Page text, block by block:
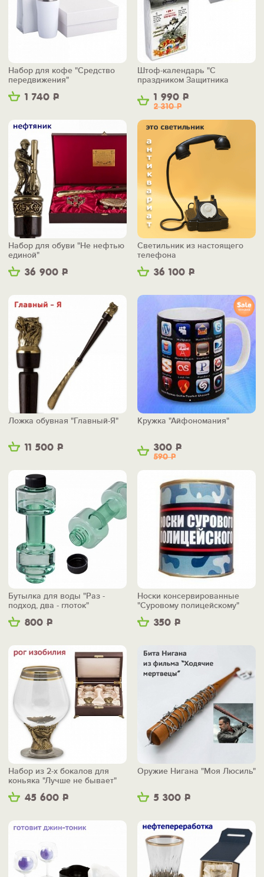
1 740 Р
Набор для кофе "Средство
передвижения"
1 990 Р
2 310Р
Штоф-календарь "С
праздником Защитника
36 900 Р
Набор для обуви "Не нефтью
единой"
36 100 Р
Светильник из настоящего
телефона
11 500 Р
Ложка обувная "Главный-Я"
300 Р
590Р
Кружка "Айфономания"
800 Р
Бутылка для воды "Раз -
подход, два - глоток"
350 Р
Носки консервированные
"Суровому полицейскому"
45 600 Р
Набор из 2-х бокалов для
коньяка "Лучше не бывает"
5 300 Р
Оружие Нигана "Моя Люсиль"